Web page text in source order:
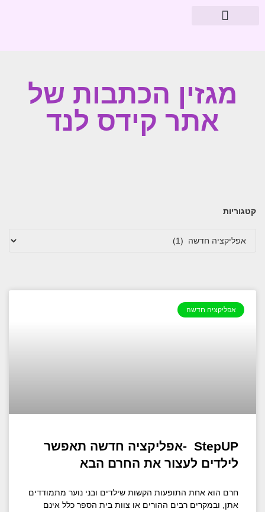
מגזין הכתבות של
אתר קידס לנד
קטגוריות
אפליקציה חדשה
StepUP -אפליקציה חדשה תאפשר
לילדים לעצור את החרם הבא
חרם הוא אחת התופעות הקשות שילדים ובני נוער מתמודדים
אתן, ובמקרים רבים ההורים או צוות בית הספר כלל אינם